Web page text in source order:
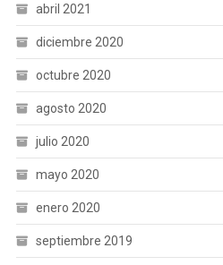
abril 2021
diciembre 2020
octubre 2020
agosto 2020
julio 2020
mayo 2020
enero 2020
septiembre 2019